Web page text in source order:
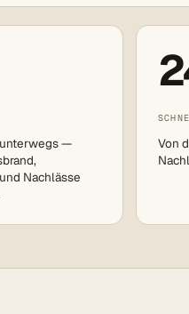
unterwegs —
Nachlässe
Von